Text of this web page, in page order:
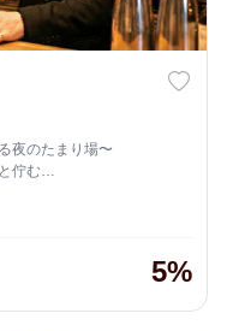
夜のたまり場〜
佇む
店「ハテナ Eleven」✨
5%